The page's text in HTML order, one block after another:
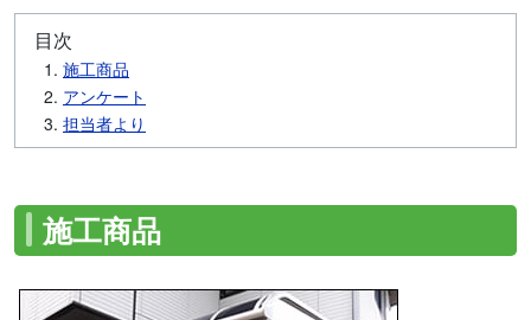
目次
施工商品
アンケート
担当者より
施工商品